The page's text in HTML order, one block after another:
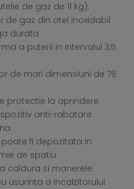
de gaz de 11 kg).
de gaz din otel inoxidabil
durata
a puterii in intervalul 3,5
de mari dimensiuni de 76
protectie la aprindere
anti-rabatare
poate fi depozitata in
de spatiu
caldura si manerele
usurinta a incalzitorului